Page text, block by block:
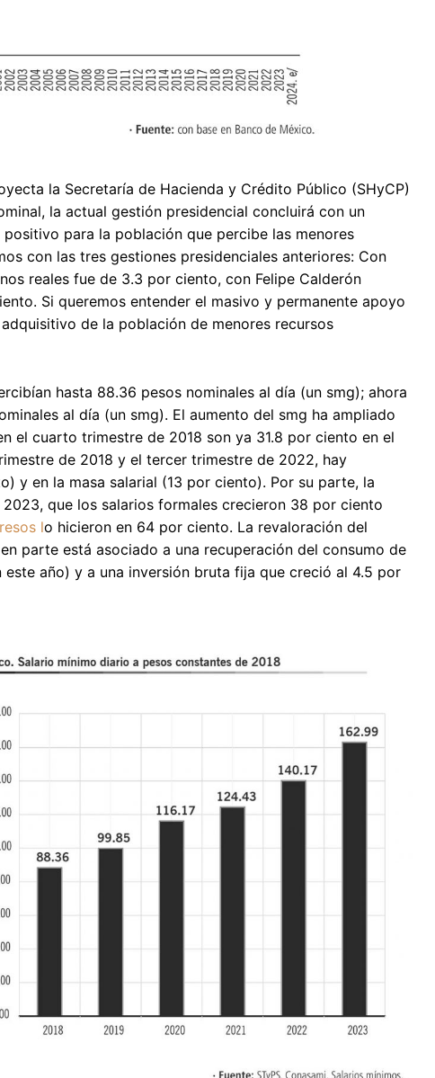
la Secretaría de Hacienda y Crédito Público (SHyCP)
la actual gestión presidencial concluirá con un
para la población que percibe las menores
con las tres gestiones presidenciales anteriores: Con
reales fue de 3.3 por ciento, con Felipe Calderón
Si queremos entender el masivo y permanente apoyo
de la población de menores recursos
hasta 88.36 pesos nominales al día (un smg); ahora
al día (un smg). El aumento del smg ha ampliado
el cuarto trimestre de 2018 son ya 31.8 por ciento en el
de 2018 y el tercer trimestre de 2022, hay
y en la masa salarial (13 por ciento). Por su parte, la
que los salarios formales crecieron 38 por ciento
lo hicieron en 64 por ciento. La revaloración del
parte está asociado a una recuperación del consumo de
año) y a una inversión bruta fija que creció al 4.5 por